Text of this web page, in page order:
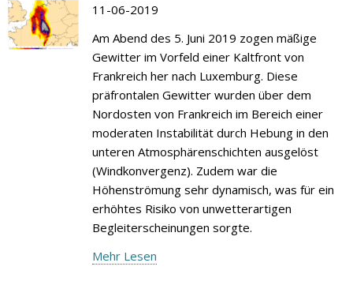
11-06-2019
Am Abend des 5. Juni 2019 zogen mäßige
Gewitter im Vorfeld einer Kaltfront von
Frankreich her nach Luxemburg. Diese
präfrontalen Gewitter wurden über dem
Nordosten von Frankreich im Bereich einer
moderaten Instabilität durch Hebung in den
unteren Atmosphärenschichten ausgelöst
(Windkonvergenz). Zudem war die
Höhenströmung sehr dynamisch, was für ein
erhöhtes Risiko von unwetterartigen
Begleiterscheinungen sorgte.
Mehr Lesen